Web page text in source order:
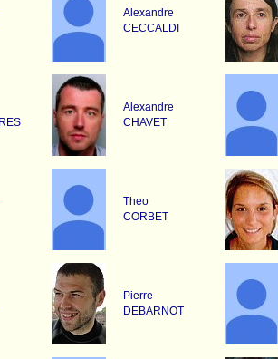
Alexandre
CECCALDI
Alexandre
CHAVET
Theo
CORBET
Pierre
DEBARNOT